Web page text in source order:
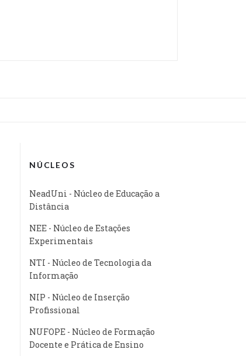
NÚCLEOS
NeadUni - Núcleo de Educação a
Distância
NEE - Núcleo de Estações
Experimentais
NTI - Núcleo de Tecnologia da
Informação
NIP - Núcleo de Inserção
Profissional
NUFOPE - Núcleo de Formação
Docente e Prática de Ensino